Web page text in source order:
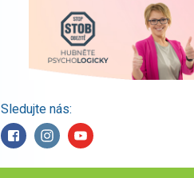
Sledujte nás: